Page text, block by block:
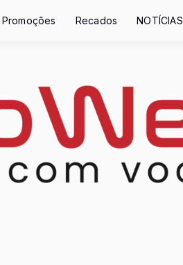
Promoções Recados NOTÍCIAS